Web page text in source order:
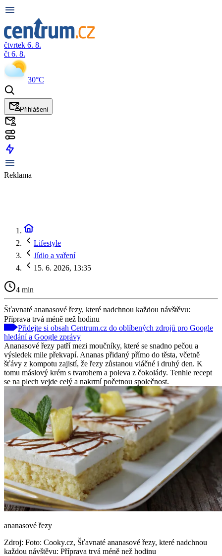
čtvrtek 6. 8.
čt 6. 8.
30°C
Přihlášení
Reklama
Lifestyle
Jídlo a vaření
15. 6. 2026, 13:35
4 min
Šťavnaté ananasové řezy, které nadchnou každou návštěvu:
Příprava trvá méně než hodinu
Přidejte si obsah Centrum.cz do oblíbených zdrojů pro Google
hledání a Google zprávy
Ananasové řezy patří mezi moučníky, které se snadno pečou a
výsledek mile překvapí. Ananas přidaný přímo do těsta, včetně
šťávy z kompotu zajistí, že řezy zůstanou vláčné i druhý den. K
tomu máslový krém s tvarohem a poleva z čokolády. Tenhle recept
se na plech vejde celý a nakrmí početnou společnost.
ananasové řezy
Zdroj: Foto: Cooky.cz, Šťavnaté ananasové řezy, které nadchnou
každou návštěvu: Příprava trvá méně než hodinu